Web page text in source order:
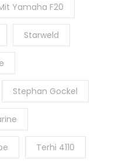
Yamaha F20
Starweld
Stephan Gockel
Terhi 4110